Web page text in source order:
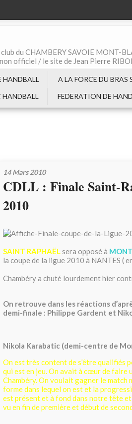
du CHAMBERY SAVOIE MONT-
officiel / le site de Jean Pierre
A LA FORCE DU BRAS
FEDERATION DE
14 Mars 2010
CDLL : Finale Saint-
2010
SAINT RAPHAËLsera opposé à
la coupe de la ligue 2010 à NANTES (
Chambéry a chuté lourdement hier
On retrouve dans les réactions
demi-finale : Philippe Gardent et
Nikola Karabatic (demi-centre de
On est très content de s’être qualifiés
qui est en jeu. On avait à cœur de faire
Chambéry. On voulait gagner le match
forme dans lequel on est et la
est présent et à fond dans notre tête et
vu en fin de première et début de